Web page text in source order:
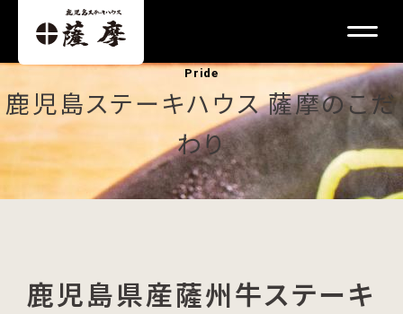
Pride
鹿児島ステーキハウス 薩摩のこだ
わり
鹿児島県産薩州牛ステーキ